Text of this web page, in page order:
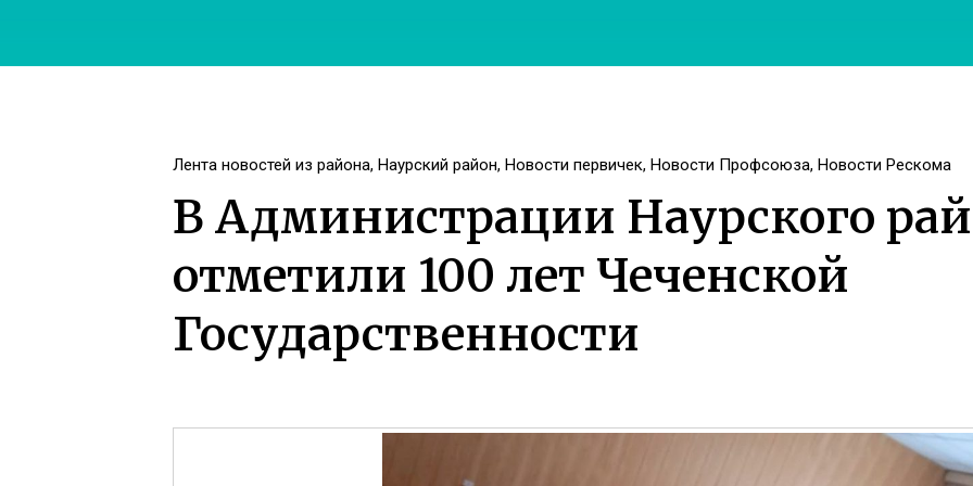
Лента новостей из района, Наурский район, Новости первичек, Новости Профсоюза, Новости Рескома
В Администрации Наурского
отметили 100 лет Чеченской
Государственности